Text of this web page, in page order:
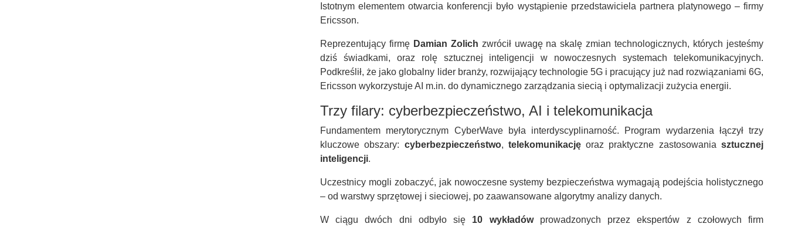
Istotnym elementem otwarcia konferencji było wystąpienie przedstawiciela partnera platynowego – firmy
Ericsson.
Reprezentujący firmę Damian Zolich zwrócił uwagę na skalę zmian technologicznych, których jesteśmy
dziś świadkami, oraz rolę sztucznej inteligencji w nowoczesnych systemach telekomunikacyjnych.
Podkreślił, że jako globalny lider branży, rozwijający technologie 5G i pracujący już nad rozwiązaniami 6G,
Ericsson wykorzystuje AI m.in. do dynamicznego zarządzania siecią i optymalizacji zużycia energii.
Trzy filary: cyberbezpieczeństwo, AI i telekomunikacja
Fundamentem merytorycznym CyberWave była interdyscyplinarność. Program wydarzenia łączył trzy
kluczowe obszary: cyberbezpieczeństwo, telekomunikacjęoraz praktyczne zastosowaniasztucznej
inteligencji.
Uczestnicy mogli zobaczyć, jak nowoczesne systemy bezpieczeństwa wymagają podejścia holistycznego
– od warstwy sprzętowej i sieciowej, po zaawansowane algorytmy analizy danych.
W ciągu dwóch dni odbyło się 10 wykładówprowadzonych przez ekspertów z czołowych firm